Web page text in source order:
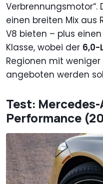
Verbrennungsmotor“.
einen breiten Mix aus
V8 bieten – plus
Klasse, wobei der 6,0-
Regionen mit
angeboten werden
Test: Mercedes-
Performance